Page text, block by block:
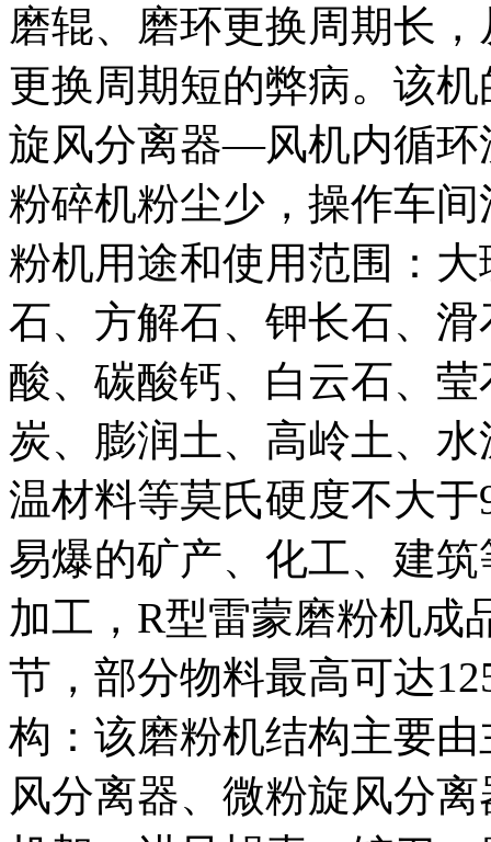
磨辊、磨环更换周期长
更换周期短的弊病。该
旋风分离器—风机内循环
粉碎机粉尘少，操作车
粉机用途和使用范围：
石、方解石、钾长石、
酸、碳酸钙、白云石、
炭、膨润土、高岭土、
温材料等莫氏硬度不大
易爆的矿产、化工、建
加工，R型雷蒙磨粉机
节，部分物料最高可达
构：该磨粉机结构主要
风分离器、微粉旋风分